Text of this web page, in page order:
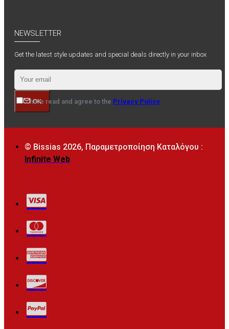
NEWSLETTER
Get the latest style updates and special deals directly in your inbox
OK
I have read and agree to the Privacy Policy
© Bissias 2026, Παραμετροποίηση Καταλόγου :
Infinite Web